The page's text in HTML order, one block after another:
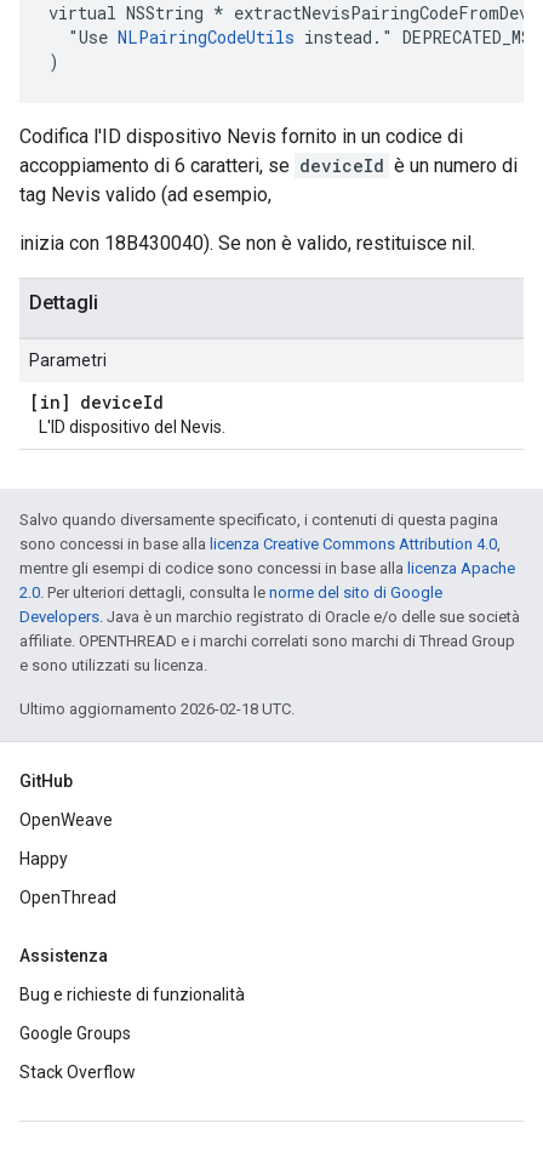
virtual NSString *
  "Use
NLPairingCodeUtils instead."
)
Codifica l'ID dispositivo Nevis fornito in un codice di
accoppiamento di 6 caratteri, se deviceId è un numero di
tag Nevis valido (ad esempio,
inizia con 18B430040). Se non è valido, restituisce nil.
Dettagli
Parametri
[in] deviceId
L'ID dispositivo del Nevis.
Salvo quando diversamente specificato, i contenuti di questa pagina
sono concessi in base alla licenza Creative Commons Attribution 4.0,
mentre gli esempi di codice sono concessi in base alla licenza Apache
2.0. Per ulteriori dettagli, consulta le norme del sito di Google
Developers. Java è un marchio registrato di Oracle e/o delle sue società
affiliate. OPENTHREAD e i marchi correlati sono marchi di Thread Group
e sono utilizzati su licenza.
Ultimo aggiornamento 2026-02-18 UTC.
GitHub
OpenWeave
Happy
OpenThread
Assistenza
Bug e richieste di funzionalità
Google Groups
Stack Overflow